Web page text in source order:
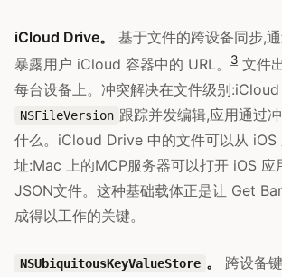
iCloud Drive。 基于文件的跨设备同步,
暴露用户 iCloud 容器中的 URL。 3 文件
每台设备上。冲突解决在文件级别
NSFileVersion 跟踪并发编辑,应用通过
什么。iCloud Drive 中的文件可以从 iOS
址:Mac 上的MCP服务器可以打开 iOS 应
JSON文件。这种基础载体正是让 Get
成得以工作的关键。
NSUbiquitousKeyValueStore 。
跨设备